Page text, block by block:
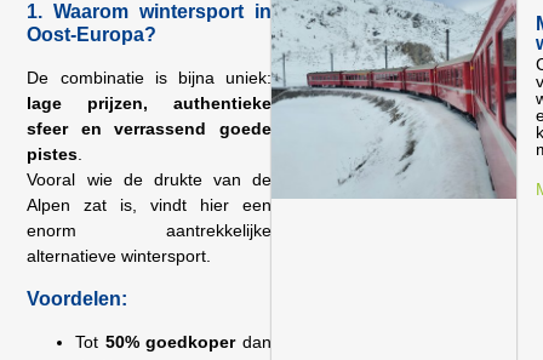
1. Waarom wintersport in
Oost-Europa?
De combinatie is bijna uniek:
lage prijzen, authentieke
sfeer en verrassend goede
pistes
Vooral wie de drukte van de
Alpen zat is, vindt hier een
enorm aantrekkelijke
alternatieve wintersport.
Voordelen:
Tot 50% goedkoperdan